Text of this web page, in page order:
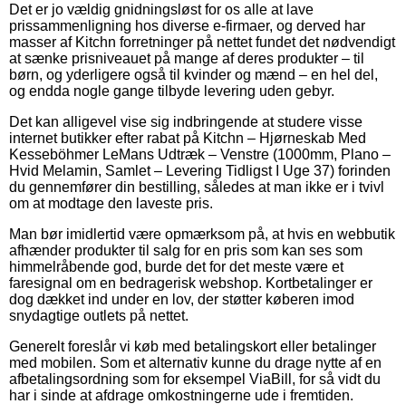
Det er jo vældig gnidningsløst for os alle at lave
prissammenligning hos diverse e-firmaer, og derved har
masser af Kitchn forretninger på nettet fundet det nødvendigt
at sænke prisniveauet på mange af deres produkter – til
børn, og yderligere også til kvinder og mænd – en hel del,
og endda nogle gange tilbyde levering uden gebyr.
Det kan alligevel vise sig indbringende at studere visse
internet butikker efter rabat på Kitchn – Hjørneskab Med
Kesseböhmer LeMans Udtræk – Venstre (1000mm, Plano –
Hvid Melamin, Samlet – Levering Tidligst I Uge 37) forinden
du gennemfører din bestilling, således at man ikke er i tvivl
om at modtage den laveste pris.
Man bør imidlertid være opmærksom på, at hvis en webbutik
afhænder produkter til salg for en pris som kan ses som
himmelråbende god, burde det for det meste være et
faresignal om en bedragerisk webshop. Kortbetalinger er
dog dækket ind under en lov, der støtter køberen imod
snydagtige outlets på nettet.
Generelt foreslår vi køb med betalingskort eller betalinger
med mobilen. Som et alternativ kunne du drage nytte af en
afbetalingsordning som for eksempel ViaBill, for så vidt du
har i sinde at afdrage omkostningerne ude i fremtiden.